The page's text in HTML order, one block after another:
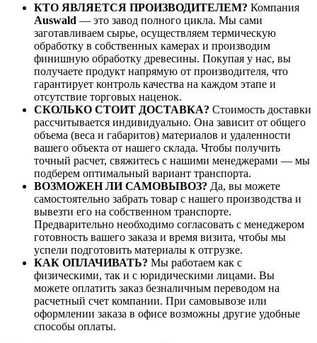
КТО ЯВЛЯЕТСЯ ПРОИЗВОДИТЕЛЕМ? Компания
Auswald — это завод полного цикла. Мы сами
заготавливаем сырье, осуществляем термическую
обработку в собственных камерах и производим
финишную обработку древесины. Покупая у нас, вы
получаете продукт напрямую от производителя, что
гарантирует контроль качества на каждом этапе и
отсутствие торговых наценок.
СКОЛЬКО СТОИТ ДОСТАВКА? Стоимость доставки
рассчитывается индивидуально. Она зависит от общего
объема (веса и габаритов) материалов и удаленности
вашего объекта от нашего склада. Чтобы получить
точный расчет, свяжитесь с нашими менеджерами — мы
подберем оптимальный вариант транспорта.
ВОЗМОЖЕН ЛИ САМОВЫВОЗ? Да, вы можете
самостоятельно забрать товар с нашего производства и
вывезти его на собственном транспорте.
Предварительно необходимо согласовать с менеджером
готовность вашего заказа и время визита, чтобы мы
успели подготовить материалы к отгрузке.
КАК ОПЛАЧИВАТЬ? Мы работаем как с
физическими, так и с юридическими лицами. Вы
можете оплатить заказ безналичным переводом на
расчетный счет компании. При самовывозе или
оформлении заказа в офисе возможны другие удобные
способы оплаты.